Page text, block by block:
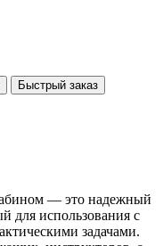
Быстрый заказ
— это надежный
для использования с
задачами.